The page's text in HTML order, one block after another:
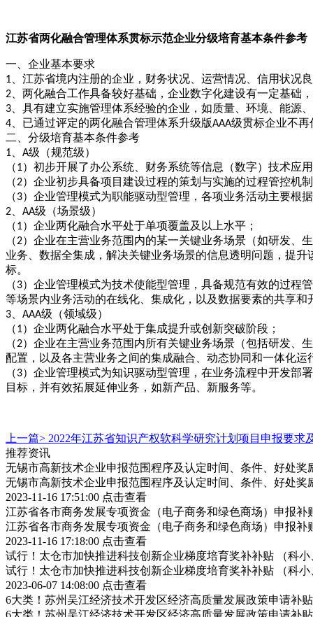
江苏省两化融合管理体系贯标示范企业分级培育基本条件参考
一、企业基本要求
1、江苏省境内注册的企业，财务状况、运营情况、信用状况
2、两化融合工作具备较好基础，企业数字化建设有一定基础
3、具有建立实施管理体系经验的企业，如质量、环境、能源
4、已通过评定的两化融合管理体系升级版AAA级贯标企业不
二、分级培育基本条件参考
1、A级（规范级）
（ 1）初步开展了办公系统、财务系统等信息（数字）技术应
（2）企业初步具备项目建设过程的策划与实施的过程管控机
（ 3）企业管理模式为职能驱动型管理，各项业务活动主要根
2、AA级（场景级）
（ 1）企业两化融合水平处于单项覆盖及以上水平；
（2）企业在主营业务范围内的某一关键业务场景（如研发、
业务、数据全集成，解决关键业务场景的信息透明问题，提
标。
（ 3）企业管理模式为技术使能型管理，具备规范有效的过程
等场景内业务活动的在线化、集成化，以及数据要素的共享和
3、AAA级（领域级）
（ 1）企业两化融合水平处于集成提升或创新突破阶段；
（2）企业在主营业务范围内所有关键业务场景（包括研发、
配置，以及各主营业务之间的集成融合、动态协同和一体化运
（ 3）企业管理模式为知识驱动型管理，在业务流程中开发部
目标，并有效拓展延伸业务，如新产品、新服务等。
上一篇> 2022年江苏省知识产权软科学研究计划项目申报要求
推荐资讯
无锡市高新技术企业申报范围程序及认定时间、条件、好处奖
无锡市高新技术企业申报范围程序及认定时间、条件、好处奖
2023-11-16 17:51:00 点击查看
江苏省各市商务发展专项资金（电子商务和绿色商场）申报补
江苏省各市商务发展专项资金（电子商务和绿色商场）申报补
2023-11-16 17:18:00 点击查看
试行！太仓市加快推进科技创新企业梯度培育奖补补贴 （科
试行！太仓市加快推进科技创新企业梯度培育奖补补贴 （科
2023-06-07 14:08:00 点击查看
6大类！苏州吴江经济技术开发区经济高质量发展政策申请补
6大类！苏州吴江经济技术开发区经济高质量发展政策申请补